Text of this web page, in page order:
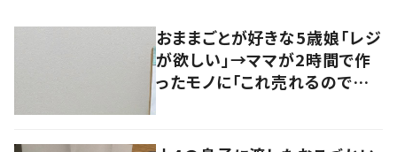
おままごとが好きな5歳娘「レジ
が欲しい」→ママが2時間で作
ったモノに「これ売れるので